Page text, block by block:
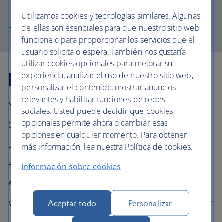
generación anterior (RJ100)
Explore el mapa de asientos del Embraer 190
Datos técnicos
Número en la flota:20
Capacidad de pasajeros:106 (1 o 2 clases)
Longitud:38,7 m (126 pies 1 pulgada)
Envergadura:28,7 m (94 pies 3 pulgadas)
Altura:
Motores:
2 General Electric CF34 - turboventiladores 10E
Utilizamos cookies y tecnologías similares. Algunas
de ellas son esenciales para que nuestro sitio web
funcione o para proporcionar los servicios que el
usuario solicita o espera. También nos gustaría
utilizar cookies opcionales para mejorar su
experiencia, analizar el uso de nuestro sitio web,
personalizar el contenido, mostrar anuncios
relevantes y habilitar funciones de redes
sociales. Usted puede decidir qué cookies
opcionales permite ahora o cambiar esas
opciones en cualquier momento. Para obtener
más información, lea nuestra Política de cookies.
Información sobre cookies
Aceptar todo Personalizar